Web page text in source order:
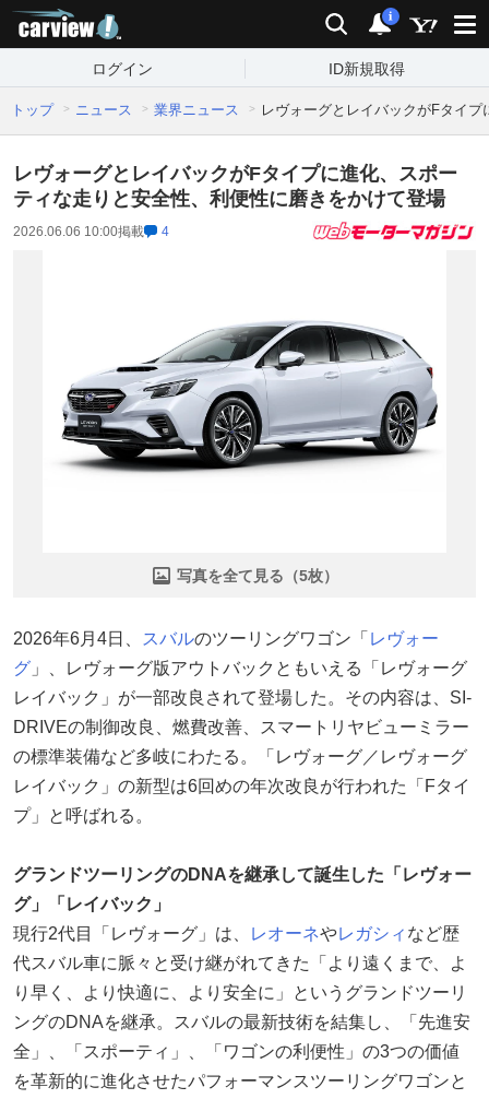
検索 通知
i
ログイン ID新規取得
トップ ニュース 業界ニュース レヴォーグとレイバックがFタイ
レヴォーグとレイバックがFタイプに進化、スポー
ティな走りと安全性、利便性に磨きをかけて登場
2026.06.06 10:00掲載 4
写真を全て見る（5枚）
2026年6月4日、 スバルのツーリングワゴン「 レヴォー
グ 」、レヴォーグ版アウトバックともいえる「レヴォーグ
レイバック」が一部改良されて登場した。その内容は、SI-
DRIVEの制御改良、燃費改善、スマートリヤビューミラー
の標準装備など多岐にわたる。「レヴォーグ／レヴォーグ
レイバック」の新型は6回めの年次改良が行われた「Fタイ
プ」と呼ばれる。
グランドツーリングのDNAを継承して誕生した「レヴォー
グ」「レイバック」
現行2代目「レヴォーグ」は、
レオーネやレガシィ など歴
代スバル車に脈々と受け継がれてきた「より遠くまで、よ
り早く、より快適に、より安全に」というグランドツーリ
ングのDNAを継承。スバルの最新技術を結集し、「先進安
全」、「スポーティ」、「ワゴンの利便性」の3つの価値
を革新的に進化させたパフォーマンスツーリングワゴンと